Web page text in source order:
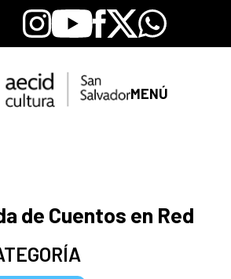
Instagram
YoutubeFacebook
X Whatsapp
MENÚ
de Cuentos en Red